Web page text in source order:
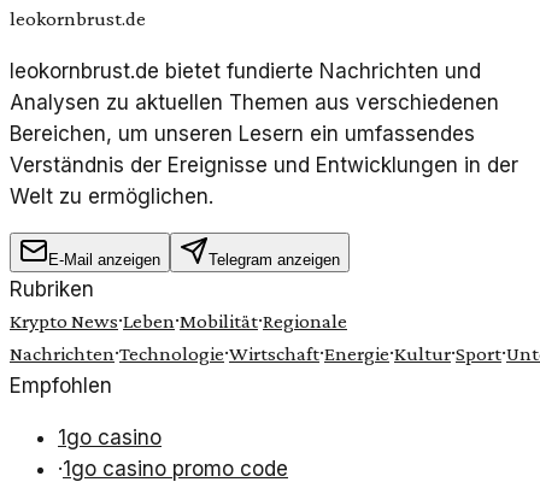
leokornbrust.de
leokornbrust.de bietet fundierte Nachrichten und
Analysen zu aktuellen Themen aus verschiedenen
Bereichen, um unseren Lesern ein umfassendes
Verständnis der Ereignisse und Entwicklungen in der
Welt zu ermöglichen.
E-Mail anzeigen Telegram anzeigen
Rubriken
Krypto News·Leben·Mobilität·Regionale
Nachrichten·Technologie·Wirtschaft·Energie·Kultur·Sport·
Empfohlen
1go casino
·1go casino promo code